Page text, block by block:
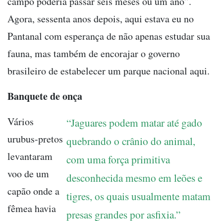
Agora, sessenta anos depois, aqui estava eu no
Pantanal com esperança de não apenas estudar sua
fauna, mas também de encorajar o governo
brasileiro de estabelecer um parque nacional aqui.
Banquete de onça
“Jaguares podem matar até gado
quebrando o crânio do animal,
com uma força primitiva
desconhecida mesmo em leões e
tigres, os quais usualmente matam
presas grandes por asfixia.”
Vários
urubus-pretos
levantaram
voo de um
capão onde a
fêmea havia